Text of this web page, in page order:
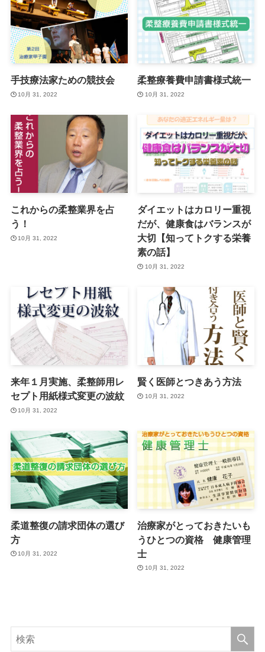
手技療法家ための競技会
10月 31, 2022
柔整療養費申請書様式統一
10月 31, 2022
これからの柔整業界を占
う！
10月 31, 2022
ダイエットはカロリー重視
だが、健康食はバランスが
大切【知ってトクする栄養
素の話】
10月 31, 2022
来年１月実施、柔整師用レ
セプト用紙様式変更の波紋
10月 31, 2022
賢く医師とつきあう方法
10月 31, 2022
柔道整復の請求団体の選び
方
10月 31, 2022
治療家がとっておきたいも
うひとつの資格 健康管理
士
10月 31, 2022